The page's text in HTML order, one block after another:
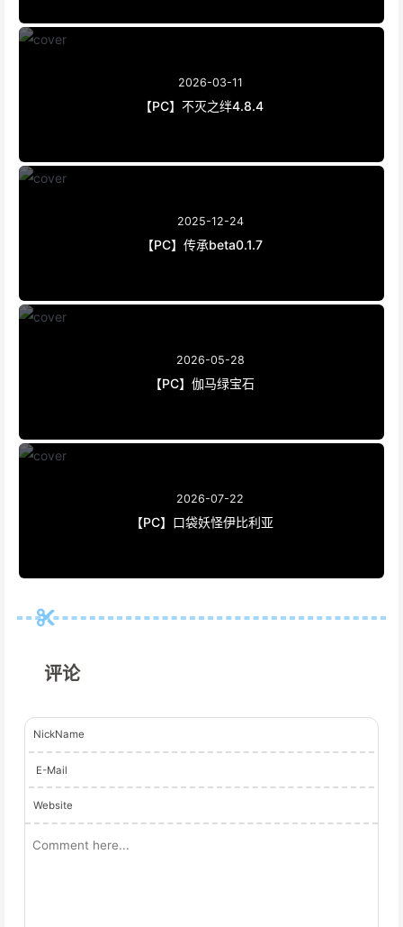
2026-03-11
【PC】不灭之绊4.8.4
2025-12-24
【PC】传承beta0.1.7
2026-05-28
【PC】伽马绿宝石
2026-07-22
【PC】口袋妖怪伊比利亚
评论
NickName
E-Mail
Website